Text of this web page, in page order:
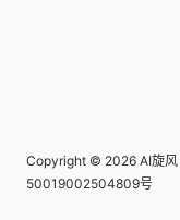
Copyright © 2026 AI旋风
50019002504809号